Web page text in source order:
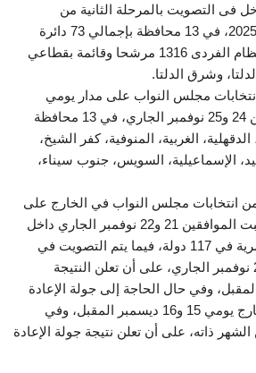
فى التصويت بالمرحلة الثانية من
انتخابات مجلس النواب 2025، في 13 محافظة بإجمالي 73 دائرة
انتخابية يتنافس فيها بالنظام الفردى 1316 مرشحا وقائمة بقطاعي
وشرق الدلتا.
مجلس النواب على مدار يومي
الاثنين والثلاثاء الموافقين 24 و25 نوفمبر الجاري، في 13 محافظة
الغربية، المنوفية، كفر الشيخ،
الإسماعيلية، السويس، جنوب سيناء،
من انتخابات مجلس النواب في الخارج على
مدار يومي الجمعة والسبت الموافقين 21 و22 نوفمبر الجاري داخل
139 سفارة وقنصلية مصرية في 117 دولة، فيما يتم التصويت في
الداخل في يومي 24 و25 نوفمبر الجاري، على أن تعلن النتيجة
2 ديسمبر المقبل، وفي حال الحاجة إلى جولة الإعادة
سيجرى الاقتراع في الخارج يومي 15 و16 ديسمبر المقبل، وفي
يومي 17 و18 من الشهر ذاته، على أن تعلن نتيجة جولة الإعادة